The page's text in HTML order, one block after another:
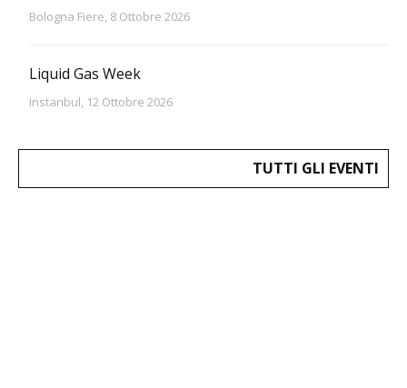
Bologna Fiere, 8 Ottobre 2026
Liquid Gas Week
Instanbul, 12 Ottobre 2026
TUTTI GLI EVENTI